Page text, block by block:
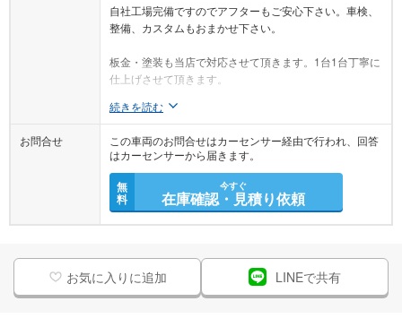
自社工場完備ですのでアフターもご安心下さい。車検、
整備、カスタムもおまかせ下さい。
板金・塗装も当店で対応させて頂きます。1台1台丁寧に
仕上げさせて頂きます。
続きを読む
お問合せ
この車両のお問合せはカーセンサー経由で行われ、回答
はカーセンサーから届きます。
無
料
今すぐ
在庫確認・見積り依頼
お気に入りに追加 LINEで共有